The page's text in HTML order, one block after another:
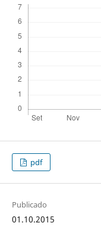
pdf
Publicado
01.10.2015